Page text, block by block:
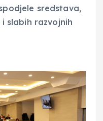
sredstava,
slabih razvojnih